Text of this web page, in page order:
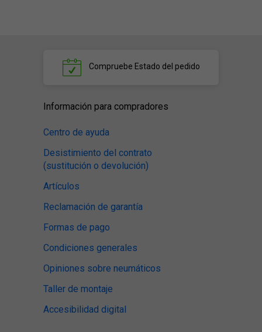
Compruebe Estado del pedido
Información para compradores
Centro de ayuda
Desistimiento del contrato
(sustitución o devolución)
Artículos
Reclamación de garantía
Formas de pago
Condiciones generales
Opiniones sobre neumáticos
Taller de montaje
Accesibilidad digital